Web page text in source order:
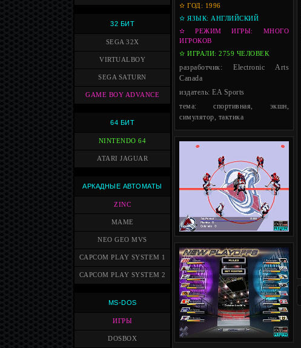
32 БИТ
SEGA 32X
VIRTUALBOY
SEGA SATURN
GAME BOY ADVANCE
64 БИТ
NINTENDO 64
ATARI JAGUAR
АРКАДНЫЕ АВТОМАТЫ
ZINC
MAME
NEO GEO MVS
CAPCOM PLAY SYSTEM 1
CAPCOM PLAY SYSTEM 2
MS-DOS
ИГРЫ
DOSBOX
✫ ГОД: 1996
✫ ЯЗЫК: АНГЛИЙСКИЙ
✫ РЕЖИМ ИГРЫ: МНОГО
ИГРОКОВ
✫ ИГРАЛИ: 2759 ЧЕЛОВЕК
разработчик: Electronic Arts
Canada
издатель: EA Sports
тема: спортивная, экшн,
симулятор, тактика